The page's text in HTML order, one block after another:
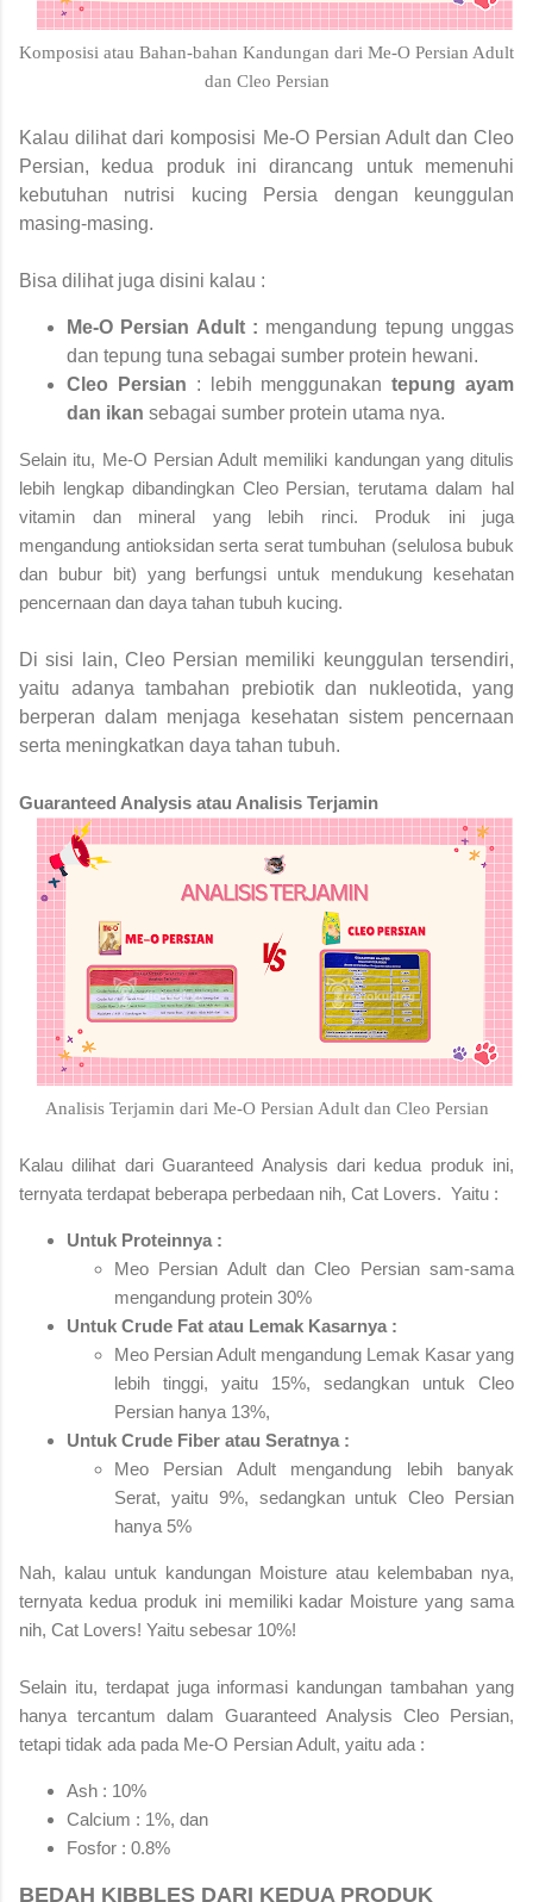
Komposisi atau Bahan-bahan Kandungan dari Me-O Persian Adult
dan Cleo Persian
Kalau dilihat dari komposisi Me-O Persian Adult dan Cleo
Persian, kedua produk ini dirancang untuk memenuhi
kebutuhan nutrisi kucing Persia dengan keunggulan
masing-masing.
Bisa dilihat juga disini kalau :
Me-O Persian Adult : mengandung tepung unggas
dan tepung tuna sebagai sumber protein hewani.
Cleo Persian : lebih menggunakantepung ayam
dan ikan sebagai sumber protein utama nya.
Selain itu, Me-O Persian Adult memiliki kandungan yang ditulis
lebih lengkap dibandingkan Cleo Persian, terutama dalam hal
vitamin dan mineral yang lebih rinci. Produk ini juga
mengandung antioksidan serta serat tumbuhan (selulosa bubuk
dan bubur bit) yang berfungsi untuk mendukung kesehatan
pencernaan dan daya tahan tubuh kucing.
Di sisi lain, Cleo Persian memiliki keunggulan tersendiri,
yaitu adanya tambahan prebiotik dan nukleotida, yang
berperan dalam menjaga kesehatan sistem pencernaan
serta meningkatkan daya tahan tubuh.
Guaranteed Analysis atau Analisis Terjamin
Analisis Terjamin dari Me-O Persian Adult dan Cleo Persian
Kalau dilihat dari Guaranteed Analysis dari kedua produk ini,
ternyata terdapat beberapa perbedaan nih, Cat Lovers. Yaitu :
Untuk Proteinnya :
Meo Persian Adult dan Cleo Persian sam-sama
mengandung protein 30%
Untuk Crude Fat atau Lemak Kasarnya :
Meo Persian Adult mengandung Lemak Kasar yang
lebih tinggi, yaitu 15%, sedangkan untuk Cleo
Persian hanya 13%,
Untuk Crude Fiber atau Seratnya :
Meo Persian Adult mengandung lebih banyak
Serat, yaitu 9%, sedangkan untuk Cleo Persian
hanya 5%
Nah, kalau untuk kandungan Moisture atau kelembaban nya,
ternyata kedua produk ini memiliki kadar Moisture yang sama
nih, Cat Lovers! Yaitu sebesar 10%!
Selain itu, terdapat juga informasi kandungan tambahan yang
hanya tercantum dalam Guaranteed Analysis Cleo Persian,
tetapi tidak ada pada Me-O Persian Adult, yaitu ada :
Ash : 10%
Calcium : 1%, dan
Fosfor : 0.8%
BEDAH KIBBLES DARI KEDUA PRODUK